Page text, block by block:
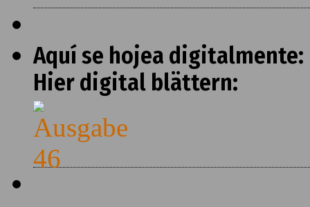
Aquí se hojea digitalmente:
Hier digital blättern: